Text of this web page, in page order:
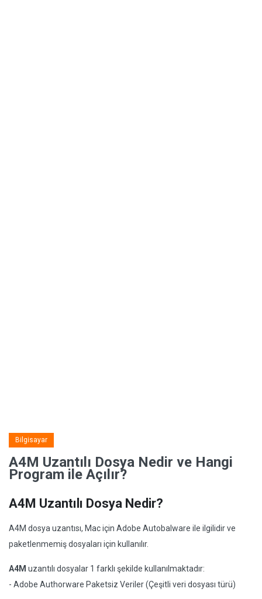
Bilgisayar
A4M Uzantılı Dosya Nedir ve Hangi
Program ile Açılır?
A4M Uzantılı Dosya Nedir?
A4M dosya uzantısı, Mac için Adobe Autobalware ile ilgilidir ve
paketlenmemiş dosyaları için kullanılır.
A4M uzantılı dosyalar 1 farklı şekilde kullanılmaktadır:
- Adobe Authorware Paketsiz Veriler (Çeşitli veri dosyası türü)